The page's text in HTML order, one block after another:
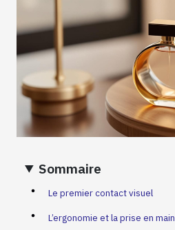
Sommaire
Le premier contact visuel
L’ergonomie et la prise en main